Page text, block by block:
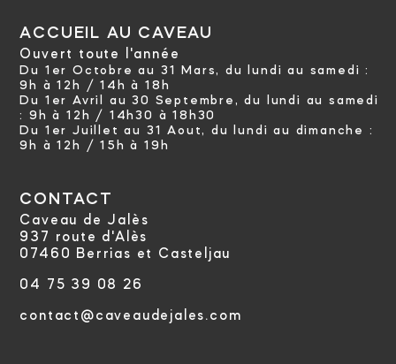
ACCUEIL AU CAVEAU
Ouvert toute l'année
Du 1er Octobre au 31 Mars, du lundi au samedi :
9h à 12h / 14h à 18h
Du 1er Avril au 30 Septembre, du lundi au samedi
: 9h à 12h / 14h30 à 18h30
Du 1er Juillet au 31 Aout, du lundi au dimanche :
9h à 12h / 15h à 19h
CONTACT
Caveau de Jalès
937 route d'Alès
07460 Berrias et Casteljau
04 75 39 08 26
contact@caveaudejales.com